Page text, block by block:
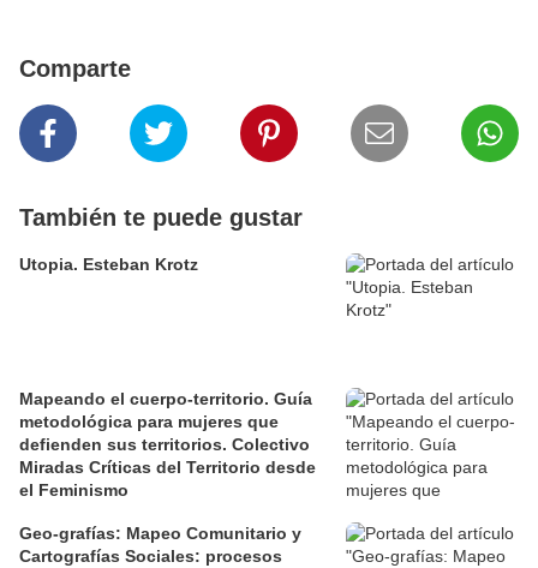
Comparte
También te puede gustar
Utopia. Esteban Krotz
Mapeando el cuerpo-territorio. Guía
metodológica para mujeres que
defienden sus territorios. Colectivo
Miradas Críticas del Territorio desde
el Feminismo
Geo-grafías: Mapeo Comunitario y
Cartografías Sociales: procesos